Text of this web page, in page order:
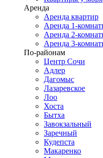
Аренда
Аренда квартир
Аренда 1-
Аренда 2-
Аренда 3-
По-районам
Центр Сочи
Адлер
Дагомыс
Лазаревское
Лоо
Хоста
Бытха
Завокзальный
Заречный
Кудепста
Макаренко